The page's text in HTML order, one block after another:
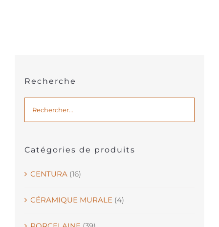
Recherche
Catégories de produits
CENTURA (16)
CÉRAMIQUE MURALE (4)